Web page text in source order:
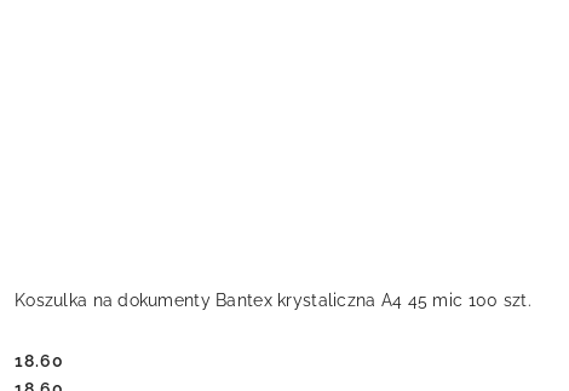
Koszulka na dokumenty Bantex krystaliczna A4 45 mic 100 szt.
18.60